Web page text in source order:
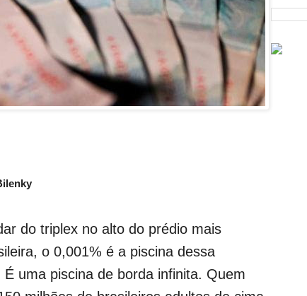
do triplex no alto do prédio mais
o 0,001% é a piscina dessa
uma piscina de borda infinita. Quem